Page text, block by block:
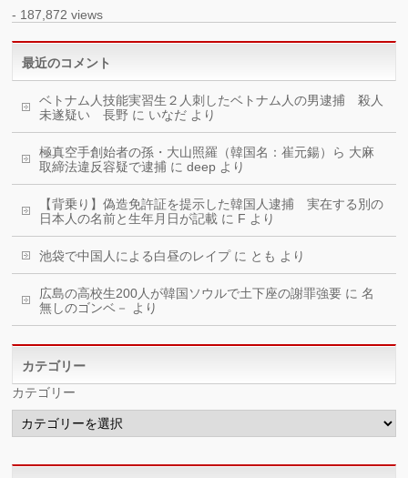
- 187,872 views
最近のコメント
ベトナム人技能実習生２人刺したベトナム人の男逮捕 殺人
未遂疑い 長野 に いなだ より
極真空手創始者の孫・大山照羅（韓国名：崔元鍚）ら 大麻
取締法違反容疑で逮捕 にdeep より
【背乗り】偽造免許証を提示した韓国人逮捕 実在する別の
日本人の名前と生年月日が記載 に F より
池袋で中国人による白昼のレイプに とも より
広島の高校生200人が韓国ソウルで土下座の謝罪強要 に名
無しのゴンベ－
より
カテゴリー
カテゴリー